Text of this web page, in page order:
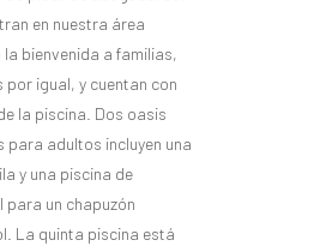
en nuestra área
bienvenida a familias,
por igual, y cuentan con
la piscina. Dos oasis
para adultos incluyen una
y una piscina de
para un chapuzón
La quinta piscina está